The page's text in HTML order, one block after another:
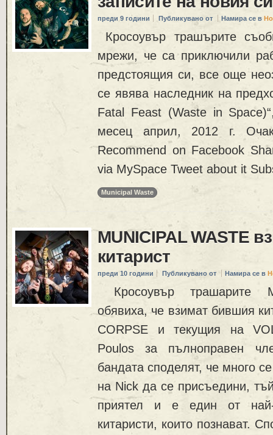
преди 9 години Публикувано от Намира се в
Кросоувър трашърите
мрежи, че са приключили
предстоящия си, все още
се явява наследник на
Fatal Feast (Waste in
месец април, 2012 г.
Recommend on Facebook
via MySpace Tweet about it
Municipal Waste
MUNICIPAL WASTE
китарист
преди 10 години Публикувано от Намира се в
Кросоувър трашарите
обявиха, че взимат бившия
CORPSE и текущия на
Poulos за пълноправен
бандата споделят, че много
на Nick да се присъедини,
приятел и е един от най-
китаристи, които познават.